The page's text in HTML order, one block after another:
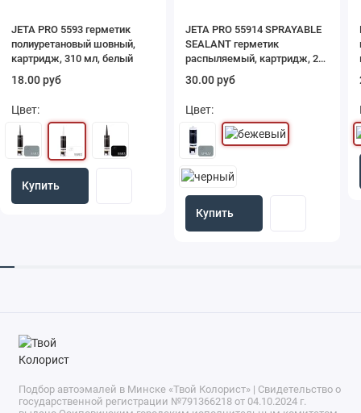
JETA PRO 5593 герметик
полиуретановый шовный,
картридж, 310 мл, белый
18.00 руб
Цвет:
Купить
JETA PRO 55914 SPRAYABLE
SEALANT герметик
распыляемый, картридж, 290
мл, бежевый
30.00 руб
Цвет:
Купить
Подбор автоэмалей в Минске «Твой Колорист» | Свидетельство о
государственной регистрации №791366218 от 04.10.2024 г.